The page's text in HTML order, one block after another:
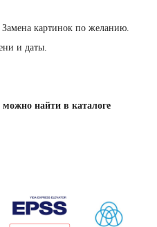
картинок по желанию.
и даты.
найти в каталоге